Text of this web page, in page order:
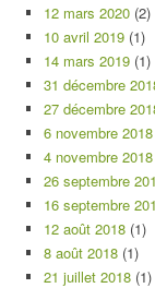
12 mars 2020 (2)
10 avril 2019 (1)
14 mars 2019 (1)
31 décembre
27 décembre
6 novembre 2018
4 novembre 2018
26 septembre
16 septembre
12 août 2018 (1)
8 août 2018 (1)
21 juillet 2018 (1)